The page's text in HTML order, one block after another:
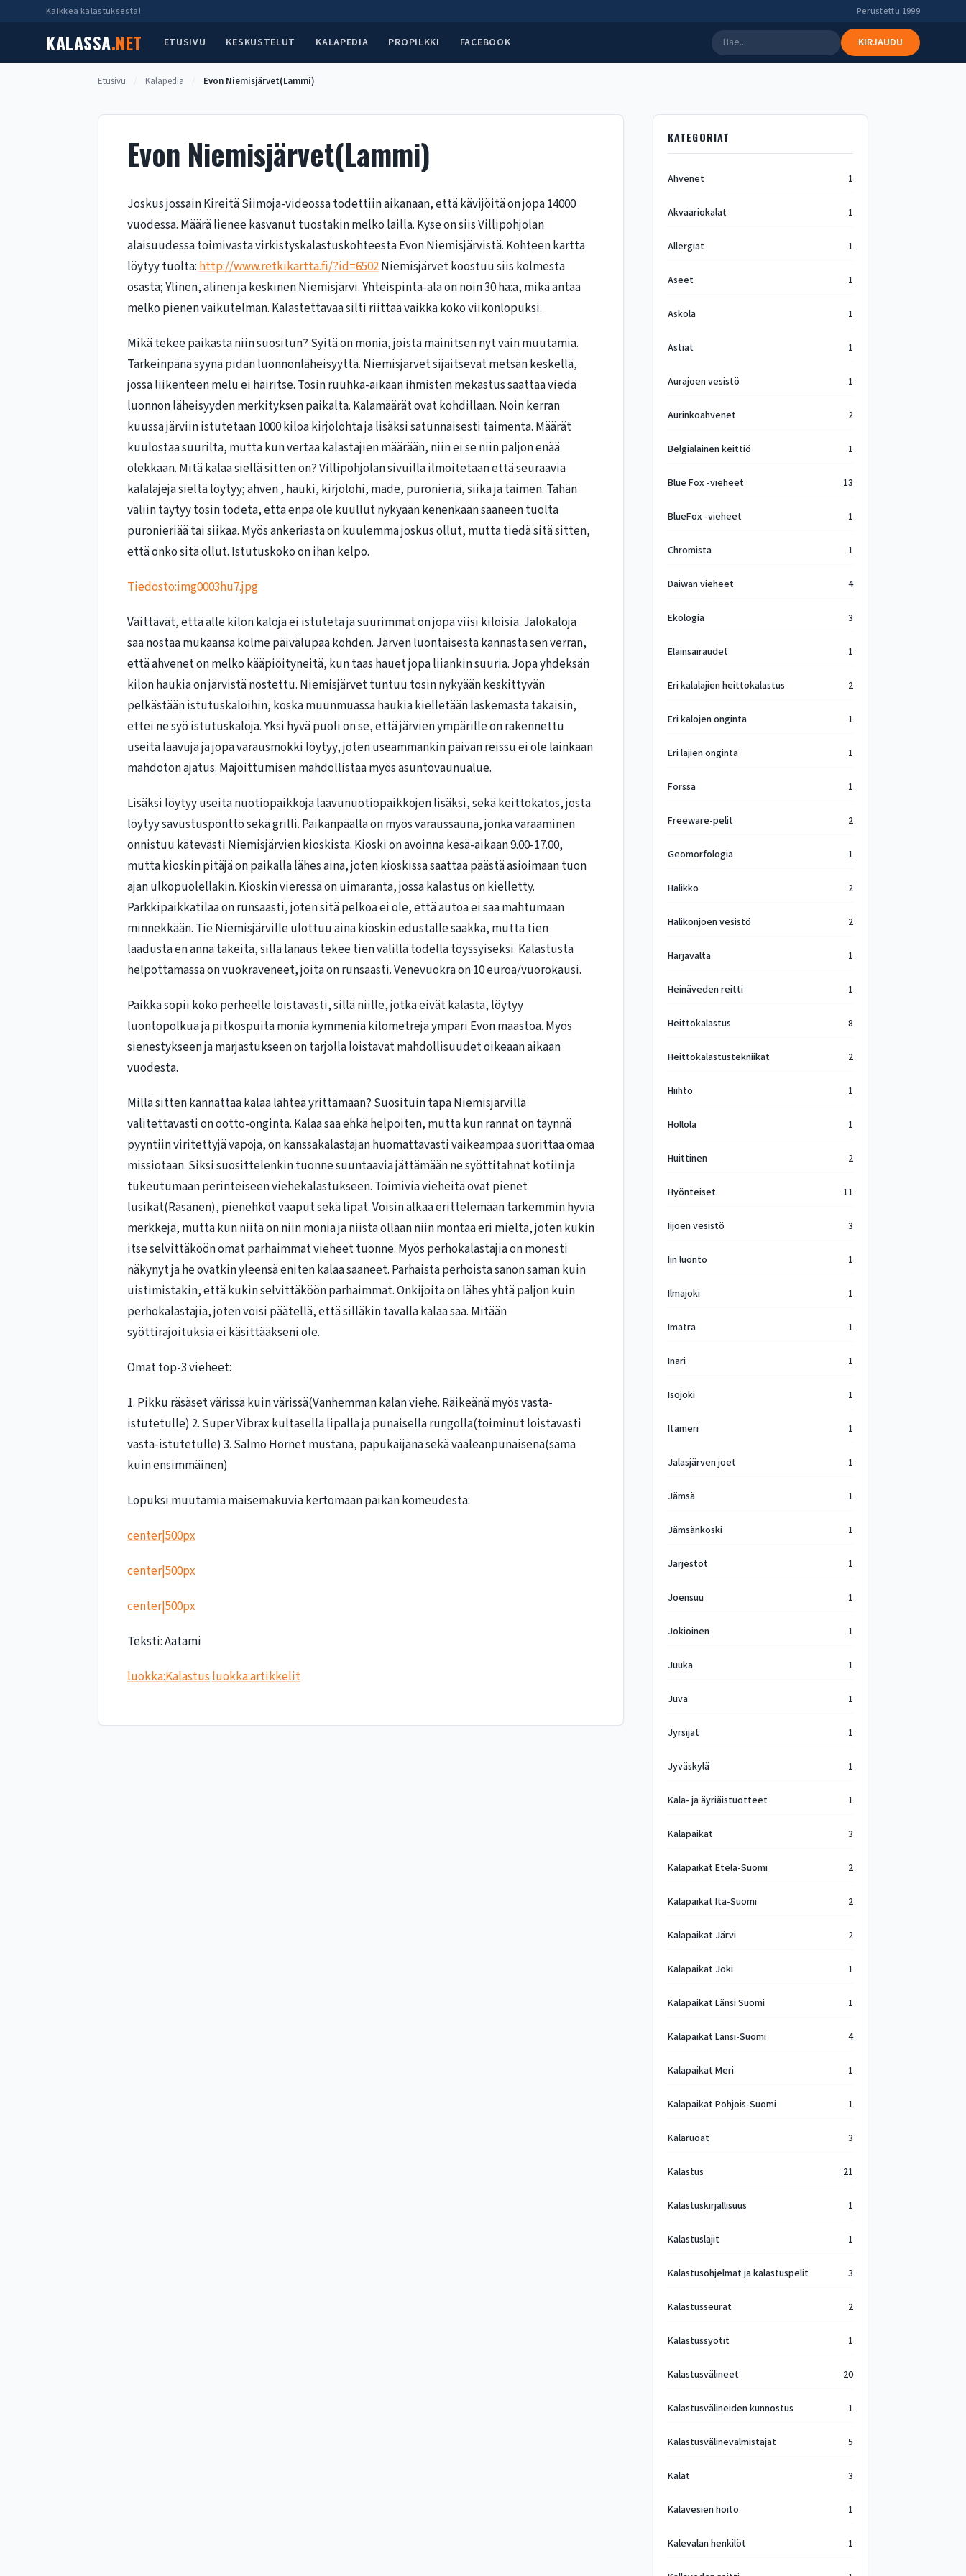
Kaikkea kalastuksesta! Perustettu 1999
KALASSA.NET ETUSIVU KESKUSTELUT KALAPEDIA PROPILKKI FACEBOOK KIRJAUDU
Etusivu Kalapedia Evon Niemisjärvet(Lammi)
Evon Niemisjärvet(Lammi)
Joskus jossain Kireitä Siimoja-videossa todettiin aikanaan, että kävijöitä on jopa 14000
vuodessa. Määrä lienee kasvanut tuostakin melko lailla. Kyse on siis Villipohjolan
alaisuudessa toimivasta virkistyskalastuskohteesta Evon Niemisjärvistä. Kohteen kartta
löytyy tuolta:http://www.retkikartta.fi/?id=6502Niemisjärvet koostuu siis kolmesta
osasta; Ylinen, alinen ja keskinen Niemisjärvi. Yhteispinta-ala on noin 30 ha:a, mikä antaa
melko pienen vaikutelman. Kalastettavaa silti riittää vaikka koko viikonlopuksi.
Mikä tekee paikasta niin suositun? Syitä on monia, joista mainitsen nyt vain muutamia.
Tärkeinpänä syynä pidän luonnonläheisyyttä. Niemisjärvet sijaitsevat metsän keskellä,
jossa liikenteen melu ei häiritse. Tosin ruuhka-aikaan ihmisten mekastus saattaa viedä
luonnon läheisyyden merkityksen paikalta. Kalamäärät ovat kohdillaan. Noin kerran
kuussa järviin istutetaan 1000 kiloa kirjolohta ja lisäksi satunnaisesti taimenta. Määrät
kuulostaa suurilta, mutta kun vertaa kalastajien määrään, niin ei se niin paljon enää
olekkaan. Mitä kalaa siellä sitten on? Villipohjolan sivuilla ilmoitetaan että seuraavia
kalalajeja sieltä löytyy; ahven , hauki, kirjolohi, made, puronieriä, siika ja taimen. Tähän
väliin täytyy tosin todeta, että enpä ole kuullut nykyään kenenkään saaneen tuolta
puronieriää tai siikaa. Myös ankeriasta on kuulemma joskus ollut, mutta tiedä sitä sitten,
että onko sitä ollut. Istutuskoko on ihan kelpo.
Tiedosto:img0003hu7.jpg
Väittävät, että alle kilon kaloja ei istuteta ja suurimmat on jopa viisi kiloisia. Jalokaloja
saa nostaa mukaansa kolme päivälupaa kohden. Järven luontaisesta kannasta sen verran,
että ahvenet on melko kääpiöityneitä, kun taas hauet jopa liiankin suuria. Jopa yhdeksän
kilon haukia on järvistä nostettu. Niemisjärvet tuntuu tosin nykyään keskittyvän
pelkästään istutuskaloihin, koska muunmuassa haukia kielletään laskemasta takaisin,
ettei ne syö istutuskaloja. Yksi hyvä puoli on se, että järvien ympärille on rakennettu
useita laavuja ja jopa varausmökki löytyy, joten useammankin päivän reissu ei ole lainkaan
mahdoton ajatus. Majoittumisen mahdollistaa myös asuntovaunualue.
Lisäksi löytyy useita nuotiopaikkoja laavunuotiopaikkojen lisäksi, sekä keittokatos, josta
löytyy savustuspönttö sekä grilli. Paikanpäällä on myös varaussauna, jonka varaaminen
onnistuu kätevästi Niemisjärvien kioskista. Kioski on avoinna kesä-aikaan 9.00-17.00,
mutta kioskin pitäjä on paikalla lähes aina, joten kioskissa saattaa päästä asioimaan tuon
ajan ulkopuolellakin. Kioskin vieressä on uimaranta, jossa kalastus on kielletty.
Parkkipaikkatilaa on runsaasti, joten sitä pelkoa ei ole, että autoa ei saa mahtumaan
minnekkään. Tie Niemisjärville ulottuu aina kioskin edustalle saakka, mutta tien
laadusta en anna takeita, sillä lanaus tekee tien välillä todella töyssyiseksi. Kalastusta
helpottamassa on vuokraveneet, joita on runsaasti. Venevuokra on 10 euroa/vuorokausi.
Paikka sopii koko perheelle loistavasti, sillä niille, jotka eivät kalasta, löytyy
luontopolkua ja pitkospuita monia kymmeniä kilometrejä ympäri Evon maastoa. Myös
sienestykseen ja marjastukseen on tarjolla loistavat mahdollisuudet oikeaan aikaan
vuodesta.
Millä sitten kannattaa kalaa lähteä yrittämään? Suosituin tapa Niemisjärvillä
valitettavasti on ootto-onginta. Kalaa saa ehkä helpoiten, mutta kun rannat on täynnä
pyyntiin viritettyjä vapoja, on kanssakalastajan huomattavasti vaikeampaa suorittaa omaa
missiotaan. Siksi suosittelenkin tuonne suuntaavia jättämään ne syöttitahnat kotiin ja
tukeutumaan perinteiseen viehekalastukseen. Toimivia vieheitä ovat pienet
lusikat(Räsänen), pienehköt vaaput sekä lipat. Voisin alkaa erittelemään tarkemmin hyviä
merkkejä, mutta kun niitä on niin monia ja niistä ollaan niin montaa eri mieltä, joten kukin
itse selvittäköön omat parhaimmat vieheet tuonne. Myös perhokalastajia on monesti
näkynyt ja he ovatkin yleensä eniten kalaa saaneet. Parhaista perhoista sanon saman kuin
uistimistakin, että kukin selvittäköön parhaimmat. Onkijoita on lähes yhtä paljon kuin
perhokalastajia, joten voisi päätellä, että silläkin tavalla kalaa saa. Mitään
syöttirajoituksia ei käsittääkseni ole.
Omat top-3 vieheet:
1. Pikku räsäset värissä kuin värissä(Vanhemman kalan viehe. Räikeänä myös vasta-
istutetulle) 2. Super Vibrax kultasella lipalla ja punaisella rungolla(toiminut loistavasti
vasta-istutetulle) 3. Salmo Hornet mustana, papukaijana sekä vaaleanpunaisena(sama
kuin ensimmäinen)
Lopuksi muutamia maisemakuvia kertomaan paikan komeudesta:
center|500px
center|500px
center|500px
Teksti: Aatami
luokka:Kalastusluokka:artikkelit
KATEGORIAT
Ahvenet 1
Akvaariokalat 1
Allergiat 1
Aseet 1
Askola 1
Astiat 1
Aurajoen vesistö 1
Aurinkoahvenet 2
Belgialainen keittiö 1
Blue Fox -vieheet 13
BlueFox -vieheet 1
Chromista 1
Daiwan vieheet 4
Ekologia 3
Eläinsairaudet 1
Eri kalalajien heittokalastus 2
Eri kalojen onginta 1
Eri lajien onginta 1
Forssa 1
Freeware-pelit 2
Geomorfologia 1
Halikko 2
Halikonjoen vesistö 2
Harjavalta 1
Heinäveden reitti 1
Heittokalastus 8
Heittokalastustekniikat 2
Hiihto 1
Hollola 1
Huittinen 2
Hyönteiset 11
Iijoen vesistö 3
Iin luonto 1
Ilmajoki 1
Imatra 1
Inari 1
Isojoki 1
Itämeri 1
Jalasjärven joet 1
Jämsä 1
Jämsänkoski 1
Järjestöt 1
Joensuu 1
Jokioinen 1
Juuka 1
Juva 1
Jyrsijät 1
Jyväskylä 1
Kala- ja äyriäistuotteet 1
Kalapaikat 3
Kalapaikat Etelä-Suomi 2
Kalapaikat Itä-Suomi 2
Kalapaikat Järvi 2
Kalapaikat Joki 1
Kalapaikat Länsi Suomi 1
Kalapaikat Länsi-Suomi 4
Kalapaikat Meri 1
Kalapaikat Pohjois-Suomi 1
Kalaruoat 3
Kalastus 21
Kalastuskirjallisuus 1
Kalastuslajit 1
Kalastusohjelmat ja kalastuspelit 3
Kalastusseurat 2
Kalastussyötit 1
Kalastusvälineet 20
Kalastusvälineiden kunnostus 1
Kalastusvälinevalmistajat 5
Kalat 3
Kalavesien hoito 1
Kalevalan henkilöt 1